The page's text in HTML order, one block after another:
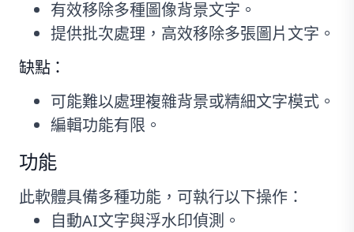
有效移除多種圖像背景文字。
提供批次處理，高效移除多張圖片文字。
缺點：
可能難以處理複雜背景或精細文字模式。
編輯功能有限。
功能
此軟體具備多種功能，可執行以下操作：
自動AI文字與浮水印偵測。